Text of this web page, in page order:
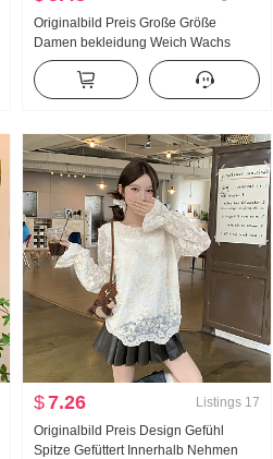
Originalbild Preis Große Größe
Damen bekleidung Weich Wachs
Sonnenschutz Hemd Polka Dots
Weste Schlank Mikro Durch
Freizeithose Dreiteiliges Set Modisch
$7.26 Listings 17
Originalbild Preis Design Gefühl
Spitze Gefüttert Innerhalb Nehmen